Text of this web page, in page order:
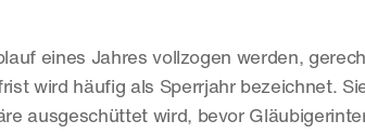
eines Jahres vollzogen werden,
wird häufig als Sperrjahr bezeichnet.
ausgeschüttet wird, bevor